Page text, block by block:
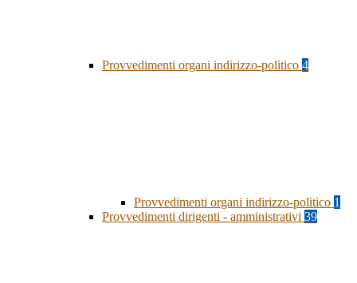
Provvedimenti organi indirizzo-politico 4
Provvedimenti organi indirizzo-politico 1
Provvedimenti dirigenti - amministrativi 39